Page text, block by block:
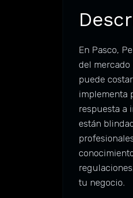
En Pasco,
del
puede
implementa
respuesta a
están
tu negocio.